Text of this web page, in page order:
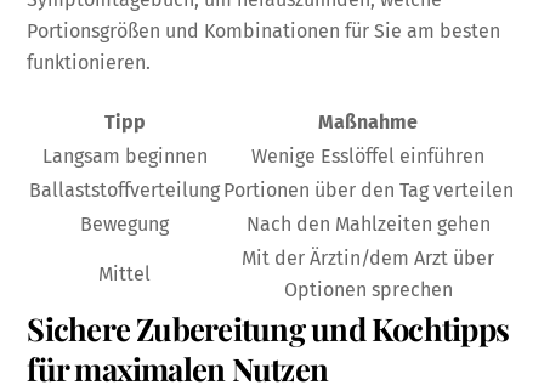
Portionsgrößen und Kombinationen für Sie am besten
funktionieren.
Tipp
Maßnahme
Langsam beginnen
Wenige Esslöffel einführen
BallaststoffverteilungPortionen über den Tag verteilen
Bewegung
Nach den Mahlzeiten gehen
Mittel
Mit der Ärztin/dem Arzt über
Optionen sprechen
Sichere Zubereitung und Kochtipps
für maximalen Nutzen